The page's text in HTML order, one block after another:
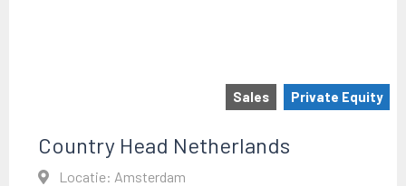
Sales Private Equity
Country Head Netherlands
Locatie: Amsterdam